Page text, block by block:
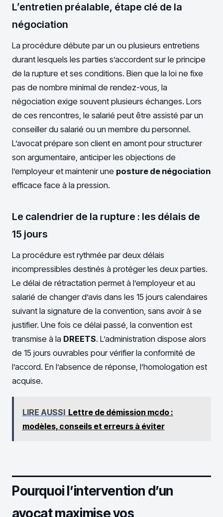
L’entretien préalable, étape clé de la
négociation
La procédure débute par un ou plusieurs entretiens
durant lesquels les parties s’accordent sur le principe
de la rupture et ses conditions. Bien que la loi ne fixe
pas de nombre minimal de rendez-vous, la
négociation exige souvent plusieurs échanges. Lors
de ces rencontres, le salarié peut être assisté par un
conseiller du salarié ou un membre du personnel.
L’avocat prépare son client en amont pour structurer
son argumentaire, anticiper les objections de
l’employeur et maintenir une posture de négociation
efficace face à la pression.
Le calendrier de la rupture : les délais de
15 jours
La procédure est rythmée par deux délais
incompressibles destinés à protéger les deux parties.
Le délai de rétractation permet à l’employeur et au
salarié de changer d’avis dans les 15 jours calendaires
suivant la signature de la convention, sans avoir à se
justifier. Une fois ce délai passé, la convention est
transmise à la DREETS. L’administration dispose alors
de 15 jours ouvrables pour vérifier la conformité de
l’accord. En l’absence de réponse, l’homologation est
acquise.
LIRE AUSSI Lettre de démission mcdo :
modèles, conseils et erreurs à éviter
Pourquoi l’intervention d’un
avocat maximise vos